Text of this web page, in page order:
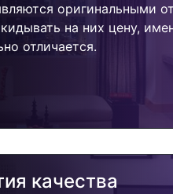
оригинальными
на них цену,
отличается.
качества